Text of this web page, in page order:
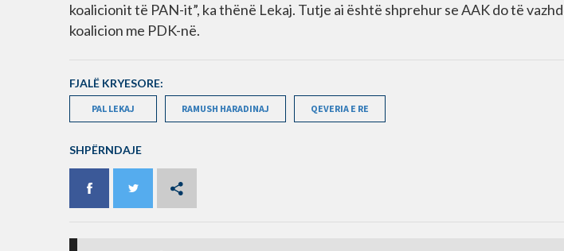
koalicionit të PAN-it”, ka thënë Lekaj. Tutje ai është shprehur se AAK do të
koalicion me PDK-në.
FJALË KRYESORE:
PAL LEKAJ RAMUSH HARADINAJ QEVERIA E RE
SHPËRNDAJE